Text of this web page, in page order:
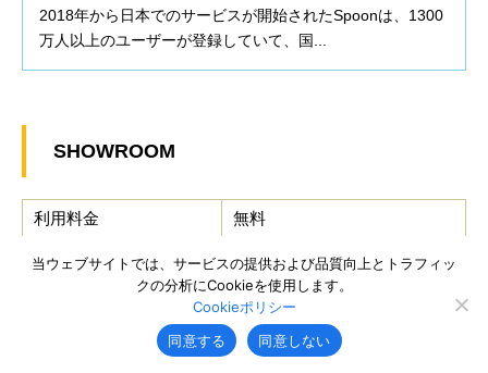
2018年から日本でのサービスが開始されたSpoonは、1300
万人以上のユーザーが登録していて、国...
SHOWROOM
利用料金 無料
Android
iOS
当ウェブサイトでは、サービスの提供および品質向上とトラフィッ
クの分析にCookieを使用します。
Cookieポリシー
同意する
同意しない